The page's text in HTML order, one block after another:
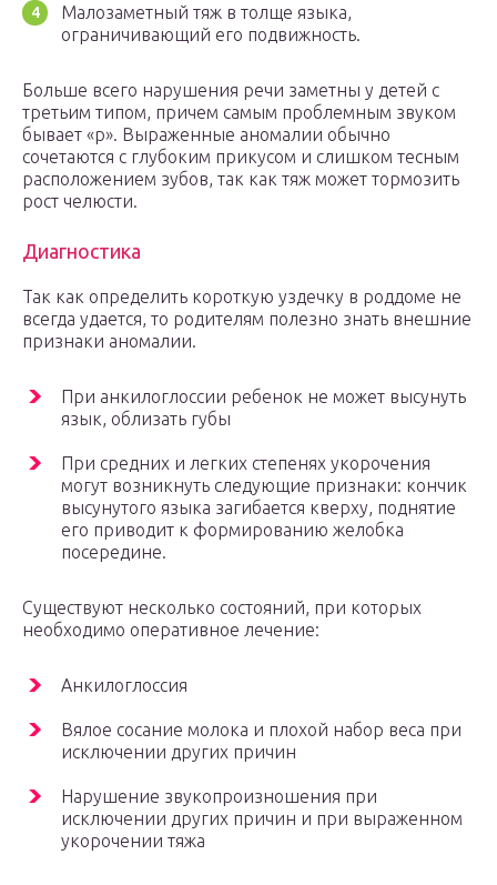
Малозаметный тяж в толще языка,
ограничивающий его подвижность.
Больше всего нарушения речи заметны у детей с
третьим типом, причем самым проблемным звуком
бывает «р». Выраженные аномалии обычно
сочетаются с глубоким прикусом и слишком тесным
расположением зубов, так как тяж может тормозить
рост челюсти.
Диагностика
Так как определить короткую уздечку в роддоме не
всегда удается, то родителям полезно знать внешние
признаки аномалии.
При анкилоглоссии ребенок не может высунуть
язык, облизать губы
При средних и легких степенях укорочения
могут возникнуть следующие признаки: кончик
высунутого языка загибается кверху, поднятие
его приводит к формированию желобка
посередине.
Существуют несколько состояний, при которых
необходимо оперативное лечение:
Анкилоглоссия
Вялое сосание молока и плохой набор веса при
исключении других причин
Нарушение звукопроизношения при
исключении других причин и при выраженном
укорочении тяжа